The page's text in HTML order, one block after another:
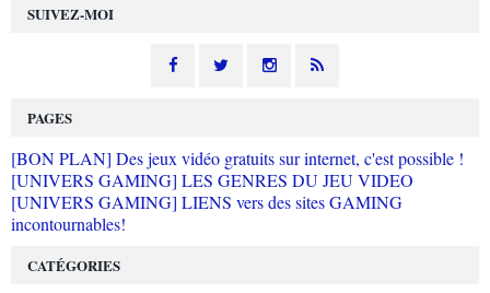
SUIVEZ-MOI
PAGES
[BON PLAN] Des jeux vidéo gratuits sur internet, c'est possible !
[UNIVERS GAMING] LES GENRES DU JEU VIDEO
[UNIVERS GAMING] LIENS vers des sites GAMING
incontournables!
CATÉGORIES